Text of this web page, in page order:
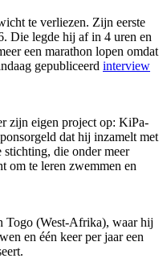
te verliezen. Zijn eerste
Die legde hij af in 4 uren en
een marathon lopen omdat
gepubliceerd interview
zijn eigen project op: KiPa-
dat hij inzamelt met
die onder meer
om te leren zwemmen en
Togo (West-Afrika), waar hij
en één keer per jaar een